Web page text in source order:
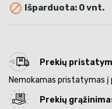
 Išparduota: 0 vnt.
Prekių
Nemokamas pristatymas
Prekių